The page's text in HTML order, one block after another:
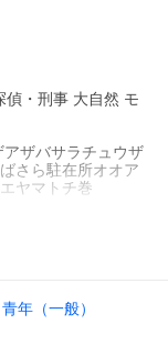
偵・刑事 大自然 モ
ザバサラチュウザ
さら駐在所オオア
ヤマトチ巻
ら』への転勤が命
本。彼を慕う少
青年（一般）